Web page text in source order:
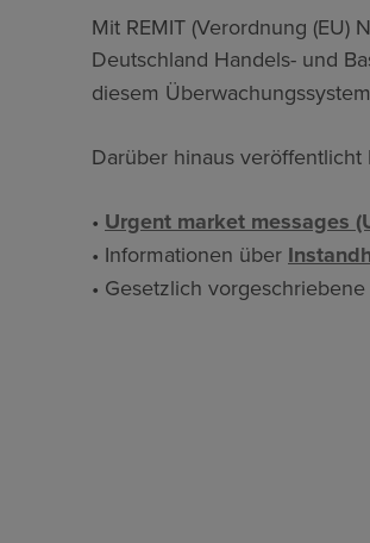
Mit REMIT (Verordnung (EU)
Deutschland Handels- und
diesem
Darüber hinaus
• Urgent market messages
• Informationen über
• Gesetzlich vorgeschriebene